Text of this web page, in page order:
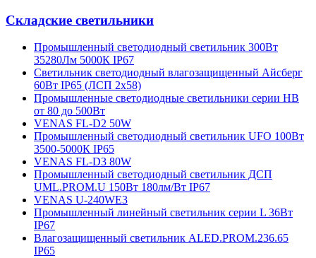
Складские светильники
Промышленный светодиодный светильник 300Вт
35280Лм 5000К IP67
Светильник светодиодный влагозащищенный Айсберг
60Вт IP65 (ЛСП 2х58)
Промышленные светодиодные светильники серии HB
от 80 до 500Вт
VENAS FL-D2 50W
Промышленный светодиодный светильник UFO 100Вт
3500-5000К IP65
VENAS FL-D3 80W
Промышленный светодиодный светильник ДСП
UML.PROM.U 150Вт 180лм/Вт IP67
VENAS U-240WE3
Промышленный линейный светильник серии L 36Вт
IP67
Влагозащищенный светильник ALED.PROM.236.65
IP65